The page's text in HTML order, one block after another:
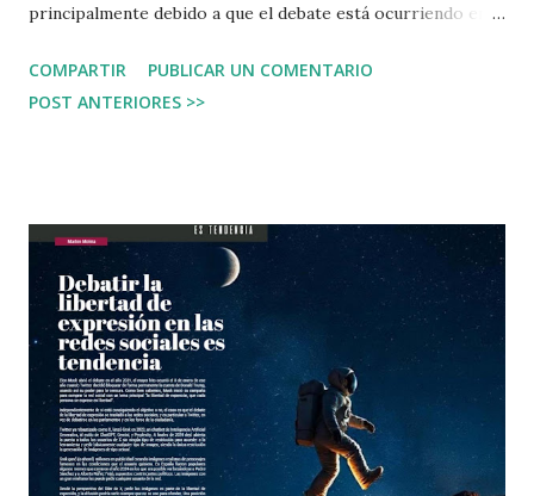
principalmente debido a que el debate está ocurriendo en
parlamentos ni la clase política. Así lo expliqué en un
artículo en la revista Tecnología y Sentido Común ( leer ),
que "la democracia se basa en la libertad de expresión" algo
que es fundamental para que la sociedad crezca y conviva de
forma sana. Añadió Gutiérrez que la "memoria histórica
también es la historia reciente del país", un discurso
brillante. En los próximos meses vamos a ver cada vez más
personas que se atreverán a decir lo que piensan en
libertad, no solo a expresar lo que es "políticamente
correcto...
COMPARTIR
PUBLICAR UN COMENTARIO
POST ANTERIORES >>